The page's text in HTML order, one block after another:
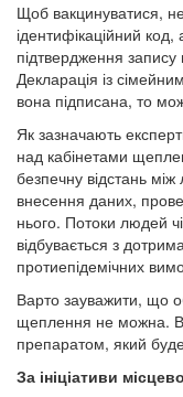
Щоб вакцинуватися,
ідентифікаційний
підтвердження
Декларація із
вона підписана, то
Як зазначають
над кабінетами
безпечну відстань
внесення даних,
нього. Потоки людей
відбувається з
протиепідемічних
Варто зауважити, що
щеплення не можна.
препаратом, який
За ініціативи